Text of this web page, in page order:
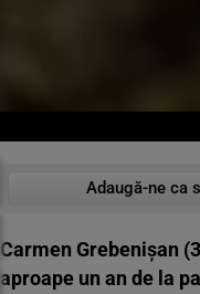
Adaugă-ne ca
Carmen Grebenișan
aproape un an de la